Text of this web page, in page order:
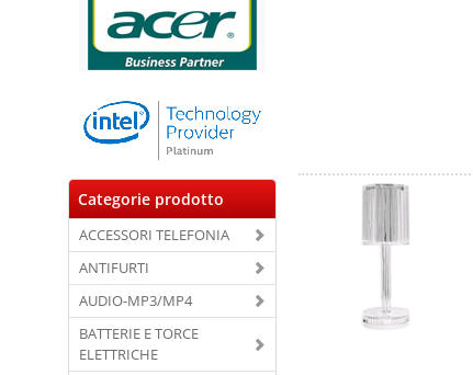
Categorie prodotto
ACCESSORI TELEFONIA
ANTIFURTI
AUDIO-MP3/MP4
BATTERIE E TORCE
ELETTRICHE